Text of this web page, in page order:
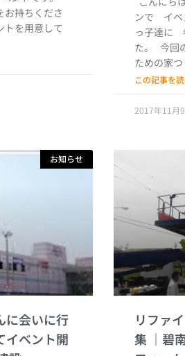
持ちくださ
トを用意して
ンで イベ
っ子達に
た。 今回
ための家
この記事を
2017年11月
お知らせ
に会いに行
イベント開
リファ
集